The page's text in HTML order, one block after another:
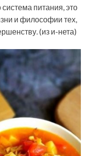
питания, это
и философии тех,
(из и-нета)